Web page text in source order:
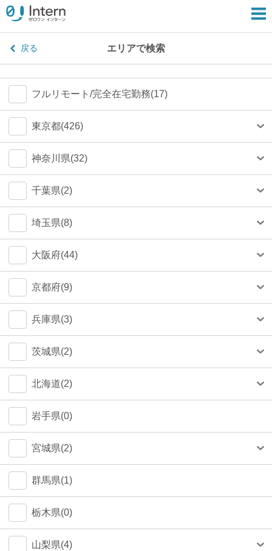
戻る エリアで検索
フルリモート/完全在宅勤務(17)
東京都(426)
港区(80)
渋谷区(77)
新宿区(67)
千代田区(55)
中央区(50)
品川区(30)
豊島区(14)
目黒区(14)
文京区(12)
世田谷区(7)
台東区(5)
神奈川県(32)
横浜市(24)
川崎市(4)
鎌倉市(1)
大和市(0)
千葉県(2)
船橋市(0)
千葉市(0)
埼玉県(8)
さいたま市(4)
大阪府(44)
大阪市(39)
豊中市(3)
吹田市(1)
京都府(9)
京都市(9)
兵庫県(3)
神戸市(1)
茨城県(2)
つくば市(1)
北海道(2)
札幌市(1)
岩手県(0)
宮城県(2)
仙台市(2)
群馬県(1)
栃木県(0)
山梨県(4)